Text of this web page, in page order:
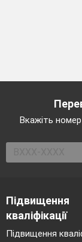
Вкажіть
Підвищення
кваліфікації
Підвищення